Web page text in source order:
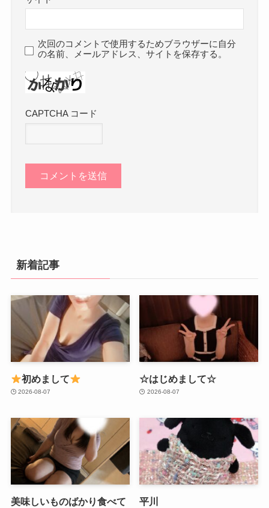
次回のコメントで使用するためブラウザーに自分
の名前、メールアドレス、サイトを保存する。
CAPTCHA コード
新着記事
初めまして
2026-08-07
☆はじめまして☆
2026-08-07
美味しいものばかり食べて
平川